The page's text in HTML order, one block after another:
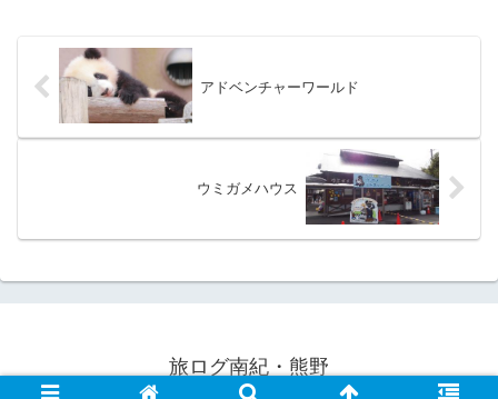
アドベンチャーワールド
ウミガメハウス
旅ログ南紀・熊野